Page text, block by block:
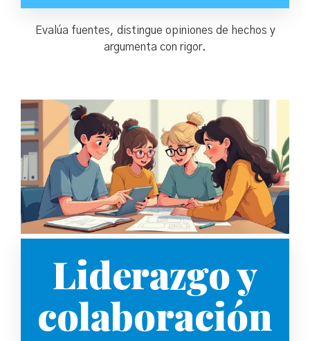
Evalúa fuentes, distingue opiniones de hechos y
argumenta con rigor.
Liderazgo y
colaboración